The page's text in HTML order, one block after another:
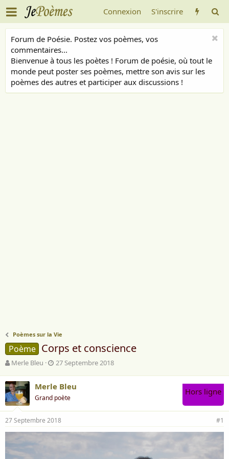
Connexion S'inscrire
Forum de Poésie. Postez vos poèmes, vos
commentaires...
Bienvenue à tous les poètes ! Forum de poésie, où tout le
monde peut poster ses poèmes, mettre son avis sur les
poèmes des autres et participer aux discussions !
Poèmes sur la Vie
Poème Corps et conscience
A
t
e
u
r
d
e
l
a
d
Merle Bleu
D
e
d
d
é
27 Septembre 2018
Merle Bleu
Grand poète
Hors ligne
27 Septembre 2018 #1